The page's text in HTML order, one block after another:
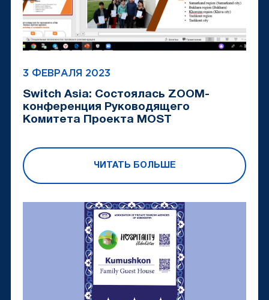
3 ФЕВРАЛЯ 2023
Switch Asia: Состоялась ZOOM-
конференция Руководящего
Комитета Проекта MOST
ЧИТАТЬ БОЛЬШЕ